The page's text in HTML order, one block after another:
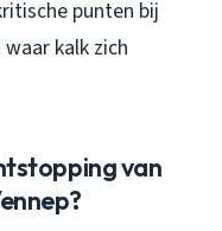
punten bij
kalk zich
van